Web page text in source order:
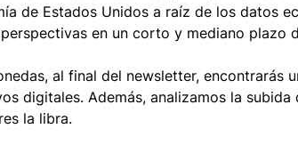
de Estados Unidos a raíz de los datos
en un corto y mediano plazo
al final del newsletter, encontrarás
digitales. Además, analizamos la subida
la libra.